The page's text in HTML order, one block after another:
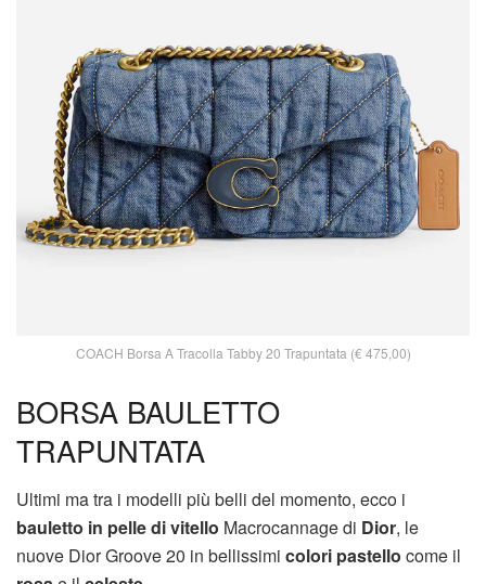
COACH Borsa A Tracolla Tabby 20 Trapuntata (€ 475,00)
BORSA BAULETTO
TRAPUNTATA
Ultimi ma tra i modelli più belli del momento, ecco i
bauletto in pelle di vitello Macrocannage di Dior, le
nuove Dior Groove 20 in bellissimi colori pastello come il